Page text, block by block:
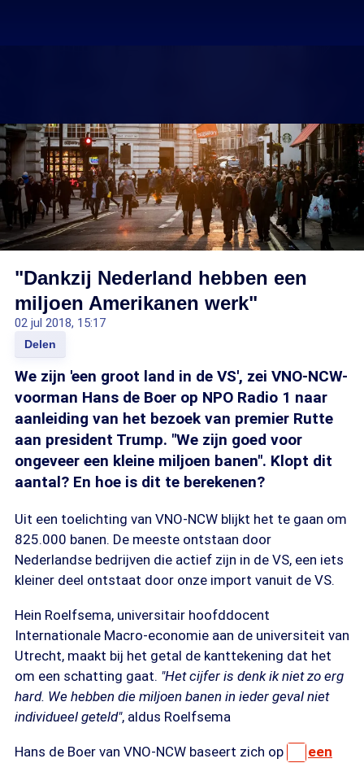
"Dankzij Nederland hebben een
miljoen Amerikanen werk"
02 jul 2018, 15:17
Delen
We zijn 'een groot land in de VS', zei VNO-NCW-
voorman Hans de Boer op NPO Radio 1 naar
aanleiding van het bezoek van premier Rutte
aan president Trump. "We zijn goed voor
ongeveer een kleine miljoen banen". Klopt dit
aantal? En hoe is dit te berekenen?
Uit een toelichting van VNO-NCW blijkt het te gaan om
825.000 banen. De meeste ontstaan door
Nederlandse bedrijven die actief zijn in de VS, een iets
kleiner deel ontstaat door onze import vanuit de VS.
Hein Roelfsema, universitair hoofddocent
Internationale Macro-economie aan de universiteit van
Utrecht, maakt bij het getal de kanttekening dat het
om een schatting gaat. "Het cijfer is denk ik niet zo erg
hard. We hebben die miljoen banen in ieder geval niet
individueel geteld", aldus Roelfsema
Hans de Boer van VNO-NCW baseert zich op
een